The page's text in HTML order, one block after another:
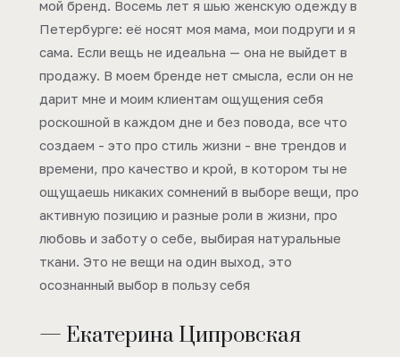
мой бренд. Восемь лет я шью женскую одежду в
Петербурге: её носят моя мама, мои подруги и я
сама. Если вещь не идеальна — она не выйдет в
продажу. В моем бренде нет смысла, если он не
дарит мне и моим клиентам ощущения себя
роскошной в каждом дне и без повода, все что
создаем - это про стиль жизни - вне трендов и
времени, про качество и крой, в котором ты не
ощущаешь никаких сомнений в выборе вещи, про
активную позицию и разные роли в жизни, про
любовь и заботу о себе, выбирая натуральные
ткани. Это не вещи на один выход, это
осознанный выбор в пользу себя
— Екатерина Ципровская